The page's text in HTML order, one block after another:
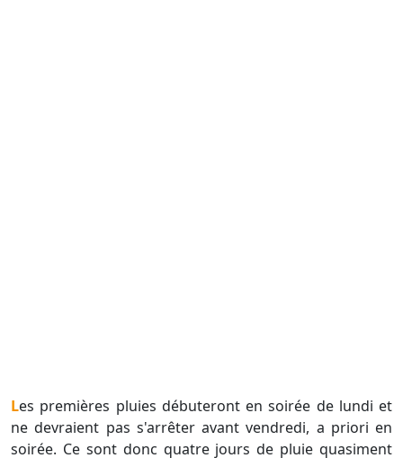
Les premières pluies débuteront en soirée de lundi et
ne devraient pas s'arrêter avant vendredi, a priori en
soirée. Ce sont donc quatre jours de pluie quasiment